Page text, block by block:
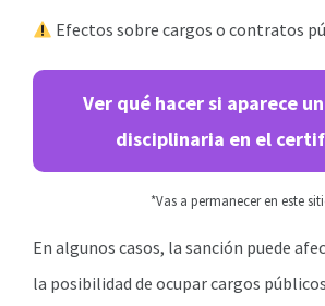
Efectos sobre cargos o contratos
Ver qué hacer si aparece
disciplinaria en el
*Vas a permanecer en este
En algunos casos, la sanción puede
la posibilidad de ocupar cargos